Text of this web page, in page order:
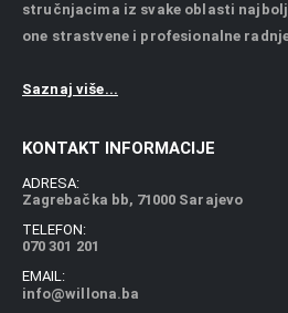
stručnjacima iz svake oblasti
one strastvene i profesionalne
Saznaj više...
KONTAKT INFORMACIJE
ADRESA:
Zagrebačka bb, 71000 Sarajevo
TELEFON:
070 301 201
EMAIL:
info@willona.ba